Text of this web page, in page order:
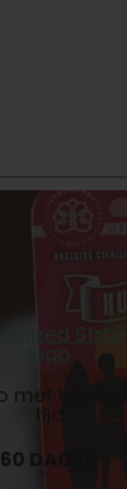
60 DAGEN